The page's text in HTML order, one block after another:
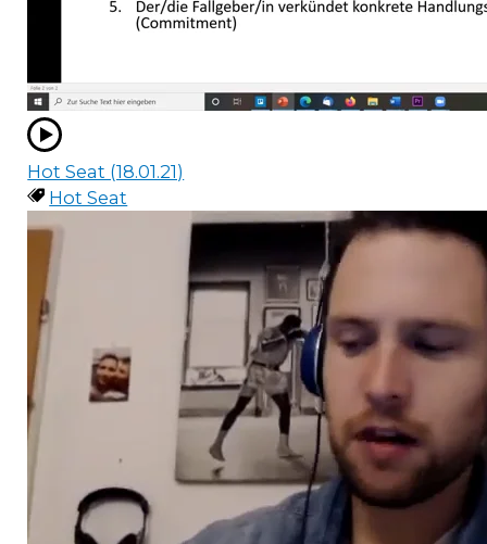
Hot Seat (18.01.21)
Hot Seat